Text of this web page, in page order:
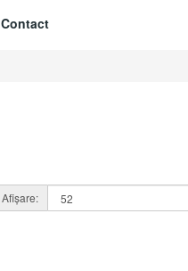
Contact
Afișare: